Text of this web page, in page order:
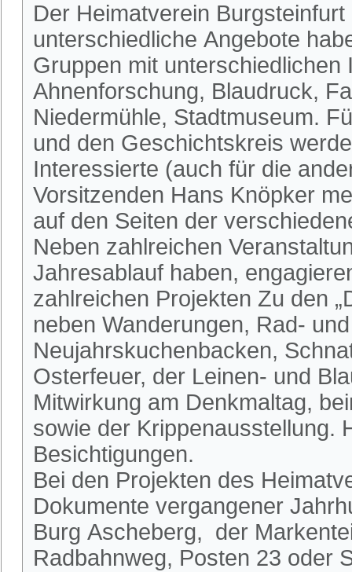
Der Heimatverein
unterschiedliche Angebote
Gruppen mit
Ahnenforschung, Blaudruck,
Niedermühle, Stadtmuseum.
und den Geschichtskreis
Interessierte (auch für die
Vorsitzenden Hans Knöpker
auf den Seiten der
Neben zahlreichen
Jahresablauf haben,
zahlreichen Projekten Zu den
neben Wanderungen, Rad-
Neujahrskuchenbacken,
Osterfeuer, der Leinen- und
Mitwirkung am Denkmaltag,
sowie der Krippenausstellung.
Besichtigungen.
Bei den Projekten des
Dokumente vergangener
Burg Ascheberg, der
Radbahnweg, Posten 23 oder